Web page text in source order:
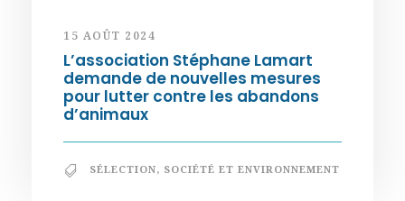
15 AOÛT 2024
L’association Stéphane Lamart
demande de nouvelles mesures
pour lutter contre les abandons
d’animaux
SÉLECTION, SOCIÉTÉ ET ENVIRONNEMENT